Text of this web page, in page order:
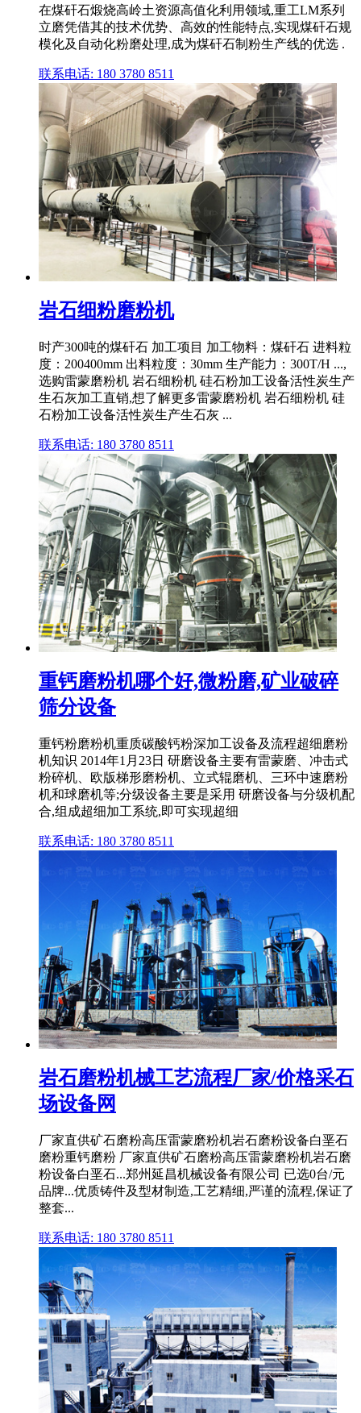
在煤矸石煅烧高岭土资源高值化利用领域,重工LM系列
立磨凭借其的技术优势、高效的性能特点,实现煤矸石规
模化及自动化粉磨处理,成为煤矸石制粉生产线的优选 .
联系电话: 180 3780 8511
岩石细粉磨粉机
时产300吨的煤矸石 加工项目 加工物料：煤矸石 进料粒
度：200400mm 出料粒度：30mm 生产能力：300T/H ...,
选购雷蒙磨粉机 岩石细粉机 硅石粉加工设备活性炭生产
生石灰加工直销,想了解更多雷蒙磨粉机 岩石细粉机 硅
石粉加工设备活性炭生产生石灰 ...
联系电话: 180 3780 8511
重钙磨粉机哪个好,微粉磨,矿业破碎
筛分设备
重钙粉磨粉机重质碳酸钙粉深加工设备及流程超细磨粉
机知识 2014年1月23日 研磨设备主要有雷蒙磨、冲击式
粉碎机、欧版梯形磨粉机、立式辊磨机、三环中速磨粉
机和球磨机等;分级设备主要是采用 研磨设备与分级机配
合,组成超细加工系统,即可实现超细
联系电话: 180 3780 8511
岩石磨粉机械工艺流程厂家/价格采石
场设备网
厂家直供矿石磨粉高压雷蒙磨粉机岩石磨粉设备白垩石
磨粉重钙磨粉 厂家直供矿石磨粉高压雷蒙磨粉机岩石磨
粉设备白垩石...郑州延昌机械设备有限公司 已选0台/元
品牌...优质铸件及型材制造,工艺精细,严谨的流程,保证了
整套...
联系电话: 180 3780 8511